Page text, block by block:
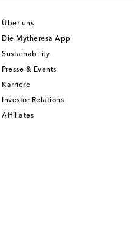
Über uns
Die Mytheresa App
Sustainability
Presse & Events
Karriere
Investor Relations
Affiliates